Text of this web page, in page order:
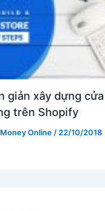
giản xây dựng
trên Shopify
Online /22/10/2018